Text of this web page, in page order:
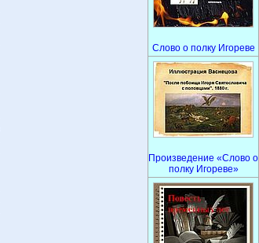
Слово о полку Игореве
Произведение «Слово о
полку Игореве»